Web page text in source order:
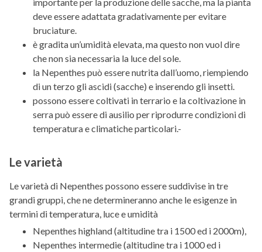
deve essere adattata gradativamente per evitare
bruciature.
è gradita un’umidità elevata, ma questo non vuol dire
che non sia necessaria la luce del sole.
la Nepenthes può essere nutrita dall’uomo, riempiendo
di un terzo gli ascidi (sacche) e inserendo gli insetti.
possono essere coltivati in terrario e la coltivazione in
serra può essere di ausilio per riprodurre condizioni di
temperatura e climatiche particolari.-
Le varietà
Le varietà di Nepenthes possono essere suddivise in tre
grandi gruppi, che ne determineranno anche le esigenze in
termini di temperatura, luce e umidità
Nepenthes highland (altitudine tra i 1500 ed i 2000m),
Nepenthes intermedie (altitudine tra i 1000 ed i